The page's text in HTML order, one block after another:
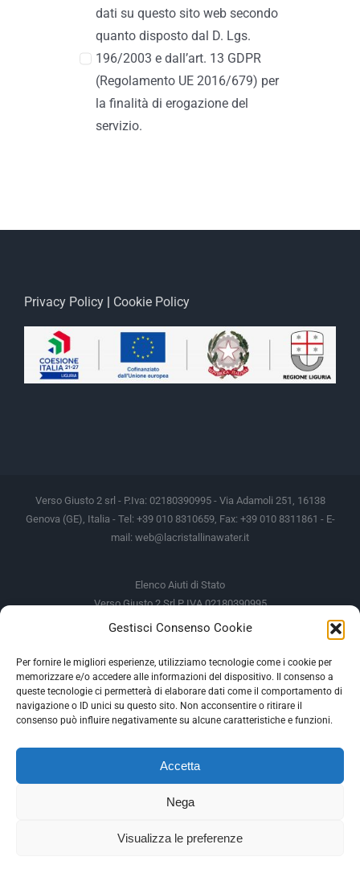
Gestisci Consenso Cookie
Per fornire le migliori esperienze, utilizziamo tecnologie come i cookie per
memorizzare e/o accedere alle informazioni del dispositivo. Il consenso a
queste tecnologie ci permetterà di elaborare dati come il comportamento di
navigazione o ID unici su questo sito. Non acconsentire o ritirare il
consenso può influire negativamente su alcune caratteristiche e funzioni.
Accetta
Nega
Visualizza le preferenze
dati su questo sito web secondo
quanto disposto dal D. Lgs.
196/2003 e dall’art. 13 GDPR
(Regolamento UE 2016/679) per
la finalità di erogazione del
servizio.
Privacy Policy Cookie Policy
Verso Giusto 2 srl - P.Iva: 02180390995 - Via Adamoli 251, 16138
Genova (GE), Italia - Tel: +39 010 8310659, Fax: +39 010 8311861 - E-
mail: web@lacristallinawater.it
Elenco Aiuti di Stato
Verso Giusto 2 Srl P IVA 02180390995
Soggetto Erogante
Somma Incassata
Agenzia delle Entrate
49.338,00 €
Agenzia delle Entrate
49.338,00 €
M.I.S.E
935,34 €
Gli altri aiuti di Stato sono consultabili sul REGISTRO NAZIONALE
--